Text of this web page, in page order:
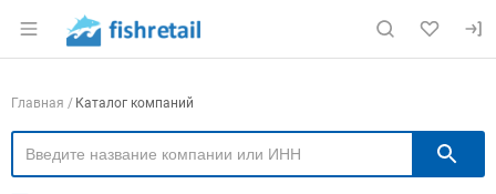
Раздел навигации по сайту fishretail.ru
Навигация по компаниям
Главная Каталог компаний